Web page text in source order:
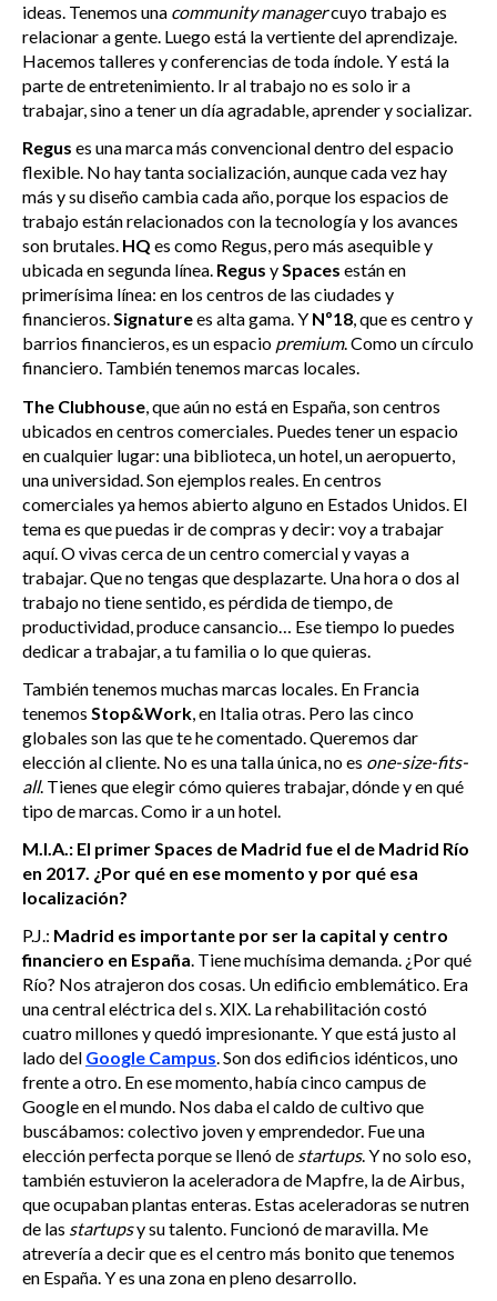
ideas. Tenemos una community managercuyo trabajo es
relacionar a gente. Luego está la vertiente del aprendizaje.
Hacemos talleres y conferencias de toda índole. Y está la
parte de entretenimiento. Ir al trabajo no es solo ir a
trabajar, sino a tener un día agradable, aprender y socializar.
Regus es una marca más convencional dentro del espacio
flexible. No hay tanta socialización, aunque cada vez hay
más y su diseño cambia cada año, porque los espacios de
trabajo están relacionados con la tecnología y los avances
son brutales. HQ es como Regus, pero más asequible y
ubicada en segunda línea. Regus ySpaces están en
primerísima línea: en los centros de las ciudades y
financieros.Signaturees alta gama. Y Nº18, que es centro y
barrios financieros, es un espacio premium. Como un círculo
financiero. También tenemos marcas locales.
The Clubhouse , que aún no está en España, son centros
ubicados en centros comerciales. Puedes tener un espacio
en cualquier lugar: una biblioteca, un hotel, un aeropuerto,
una universidad. Son ejemplos reales. En centros
comerciales ya hemos abierto alguno en Estados Unidos. El
tema es que puedas ir de compras y decir: voy a trabajar
aquí. O vivas cerca de un centro comercial y vayas a
trabajar. Que no tengas que desplazarte. Una hora o dos al
trabajo no tiene sentido, es pérdida de tiempo, de
productividad, produce cansancio… Ese tiempo lo puedes
dedicar a trabajar, a tu familia o lo que quieras.
También tenemos muchas marcas locales. En Francia
tenemos Stop&Work , en Italia otras. Pero las cinco
globales son las que te he comentado. Queremos dar
elección al cliente. No es una talla única, no es one-size-fits-
all. Tienes que elegir cómo quieres trabajar, dónde y en qué
tipo de marcas. Como ir a un hotel.
M.I.A.: El primer Spaces de Madrid fue el de Madrid Río
en 2017. ¿Por qué en ese momento y por qué esa
localización?
P.J.: Madrid es importante por ser la capital y centro
financiero en España. Tiene muchísima demanda. ¿Por qué
Río? Nos atrajeron dos cosas. Un edificio emblemático. Era
una central eléctrica del s. XIX. La rehabilitación costó
cuatro millones y quedó impresionante. Y que está justo al
lado del Google Campus. Son dos edificios idénticos, uno
frente a otro. En ese momento, había cinco campus de
Google en el mundo. Nos daba el caldo de cultivo que
buscábamos: colectivo joven y emprendedor. Fue una
elección perfecta porque se llenó de startups. Y no solo eso,
también estuvieron la aceleradora de Mapfre, la de Airbus,
que ocupaban plantas enteras. Estas aceleradoras se nutren
de las startupsy su talento. Funcionó de maravilla. Me
atrevería a decir que es el centro más bonito que tenemos
en España. Y es una zona en pleno desarrollo.